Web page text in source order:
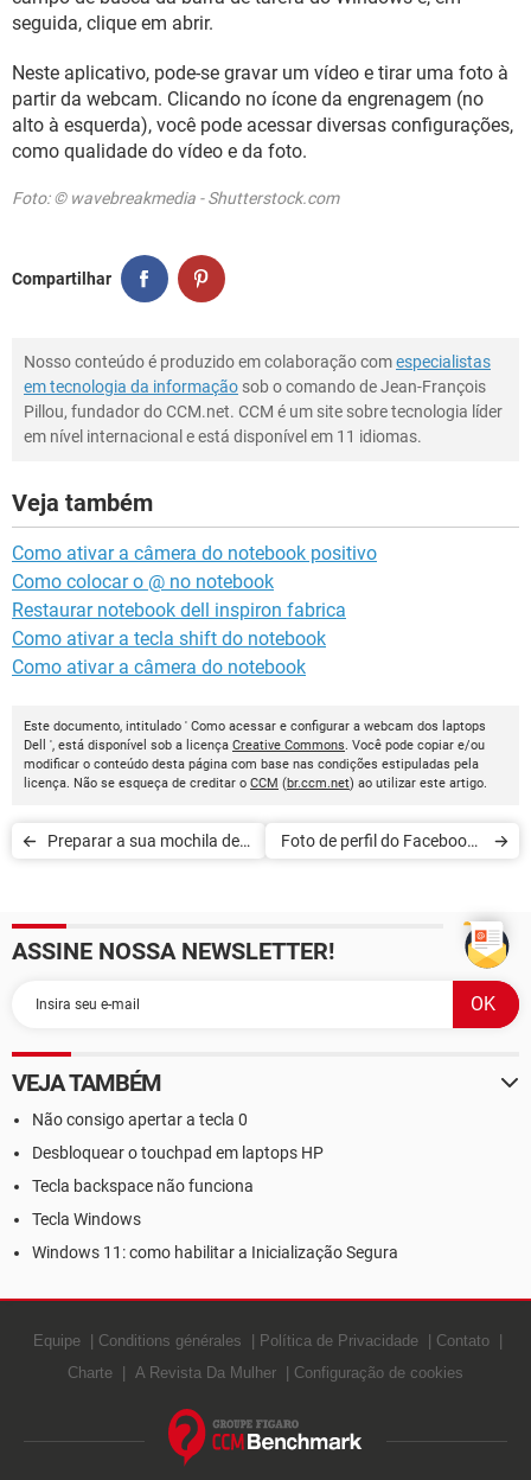
seguida, clique em abrir.
Neste aplicativo, pode-se gravar um vídeo e tirar uma foto à
partir da webcam. Clicando no ícone da engrenagem (no
alto à esquerda), você pode acessar diversas configurações,
como qualidade do vídeo e da foto.
Foto: © wavebreakmedia - Shutterstock.com
Compartilhar
Nosso conteúdo é produzido em colaboração comespecialistas
em tecnologia da informação sob o comando de Jean-François
Pillou, fundador do CCM.net. CCM é um site sobre tecnologia líder
em nível internacional e está disponível em 11 idiomas.
Veja também
Como ativar a câmera do notebook positivo
Como colocar o @ no notebook
Restaurar notebook dell inspiron fabrica
Como ativar a tecla shift do notebook
Como ativar a câmera do notebook
Este documento, intitulado ' Como acessar e configurar a webcam dos laptops
Dell ', está disponível sob a licença Creative Commons. Você pode copiar e/ou
modificar o conteúdo desta página com base nas condições estipuladas pela
licença. Não se esqueça de creditar o CCM (br.ccm.net) ao utilizar este artigo.
Preparar a sua mochila de
Foto de perfil do Facebook -
ASSINE NOSSA NEWSLETTER!
VEJA TAMBÉM
Não consigo apertar a tecla 0
Desbloquear o touchpad em laptops HP
Tecla backspace não funciona
Tecla Windows
Windows 11: como habilitar a Inicialização Segura
Equipe Conditions générales Política de Privacidade
Contato
Charte
A Revista Da Mulher Configuração de cookies